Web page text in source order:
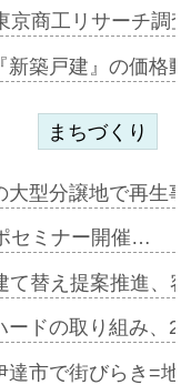
京商工リサーチ
新築戸建』の価
まちづくり
大型分譲地で再
セミナー開催…
て替え提案推進
ードの取り組み
達市で街びらき=